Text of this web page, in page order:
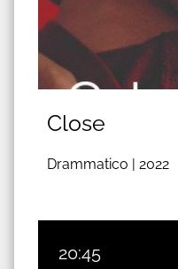
Close
Drammatico | 2022
20:45